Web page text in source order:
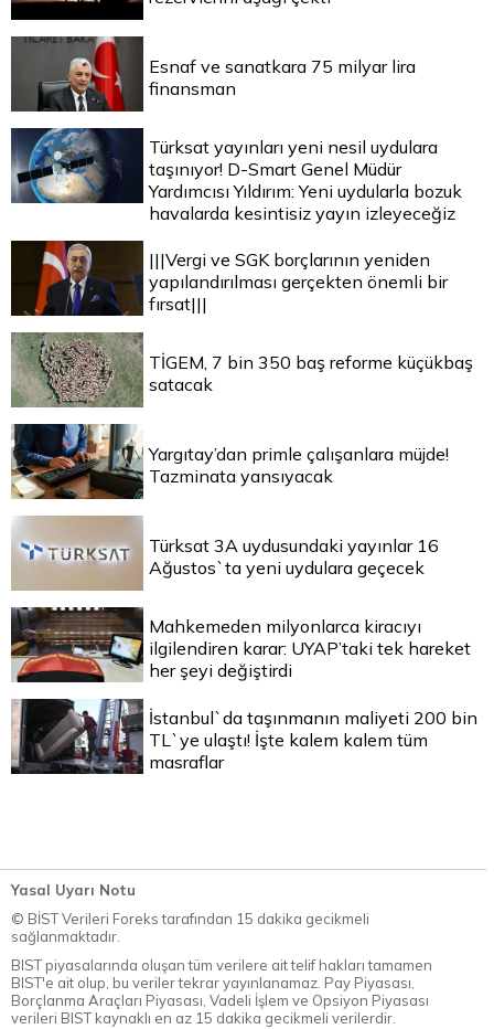
Esnaf ve sanatkara 75 milyar lira
finansman
Türksat yayınları yeni nesil uydulara
taşınıyor! D-Smart Genel Müdür
Yardımcısı Yıldırım: Yeni uydularla bozuk
havalarda kesintisiz yayın izleyeceğiz
|||Vergi ve SGK borçlarının yeniden
yapılandırılması gerçekten önemli bir
fırsat|||
TİGEM, 7 bin 350 baş reforme küçükbaş
satacak
Yargıtay’dan primle çalışanlara müjde!
Tazminata yansıyacak
Türksat 3A uydusundaki yayınlar 16
Ağustos`ta yeni uydulara geçecek
Mahkemeden milyonlarca kiracıyı
ilgilendiren karar: UYAP’taki tek hareket
her şeyi değiştirdi
İstanbul`da taşınmanın maliyeti 200 bin
TL`ye ulaştı! İşte kalem kalem tüm
masraflar
Yasal Uyarı Notu
© BİST Verileri Foreks tarafından 15 dakika gecikmeli
sağlanmaktadır.
BIST piyasalarında oluşan tüm verilere ait telif hakları tamamen
BIST'e ait olup, bu veriler tekrar yayınlanamaz. Pay Piyasası,
Borçlanma Araçları Piyasası, Vadeli İşlem ve Opsiyon Piyasası
verileri BIST kaynaklı en az 15 dakika gecikmeli verilerdir.